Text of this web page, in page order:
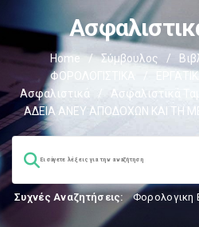
Home / Σύμβουλος /
ΦΟΡΟΛΟΓΙΣΤΙΚΑ
Ασφαλιστικά
/ Ασφαλιστικά
ΑΔΕΙΑ ΑΝΕΥ ΑΠΟΔΟΧΩΝ ΚΑΙ ΤΗ
Συχνές Αναζητήσεις: Φορολογικη